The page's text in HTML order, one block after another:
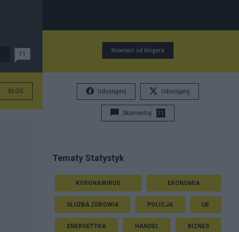
11
BLOG
Nowości od blogera
Udostępnij Udostępnij
Skomentuj 11
Tematy Statystyk
KORONAWIRUS EKONOMIA
SŁUŻBA ZDROWIA POLICJA UE
ENERGETYKA HANDEL BIZNES